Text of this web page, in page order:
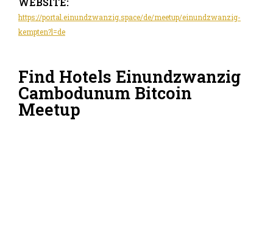
https://portal.einundzwanzig.space/de/meetup/einundzwanzig-
kempten?l=de
Find Hotels Einundzwanzig
Cambodunum Bitcoin
Meetup